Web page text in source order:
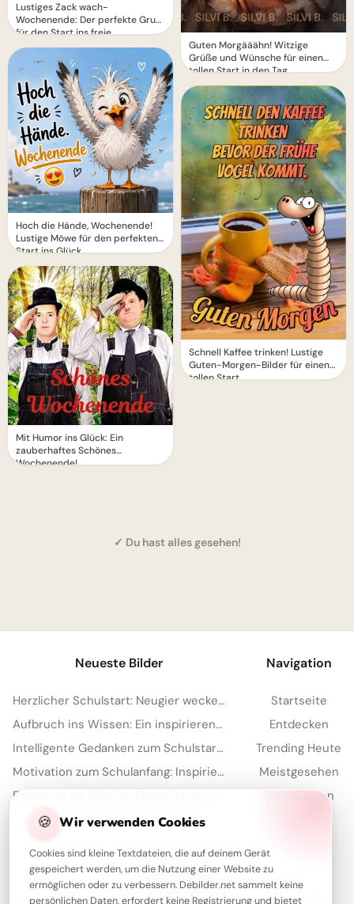
Lustiges Zack wach-
Wochenende: Der perfekte Gruß
für den Start ins freie
Wochenende!
Hoch die Hände, Wochenende!
Lustige Möwe für den perfekten
Start ins Glück.
Mit Humor ins Glück: Ein
zauberhaftes Schönes
Wochenende!
Guten Morgääähn! Witzige
Grüße und Wünsche für einen
tollen Start in den Tag
Schnell Kaffee trinken! Lustige
Guten-Morgen-Bilder für einen
tollen Start
✓ Du hast alles gesehen!
🍪 Wir verwenden Cookies
Cookies sind kleine Textdateien, die auf deinem Gerät
gespeichert werden, um die Nutzung einer Website zu
ermöglichen oder zu verbessern. Debilder.net sammelt keine
persönlichen Daten, erfordert keine Registrierung und bietet
Neueste Bilder
Herzlicher Schulstart: Neugier wecken für YouTube und mehr Freude
Aufbruch ins Wissen: Ein inspirierender Schulstart Gruß für Pinterest
Intelligente Gedanken zum Schulstart – dein Motivations-Kick für Instagram
Motivation zum Schulanfang: Inspirierende Botschaften für Pinterest
Navigation
Startseite
Entdecken
Trending Heute
Meistgesehen
Sammlungen
Über Debilder